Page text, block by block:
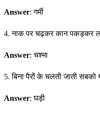
Answer: गर्मी
4. नाक पर चढ़कर कान पकड़कर
Answer: चश्मा
5. बिना पैरों के चलती जाती सबको
Answer: घड़ी